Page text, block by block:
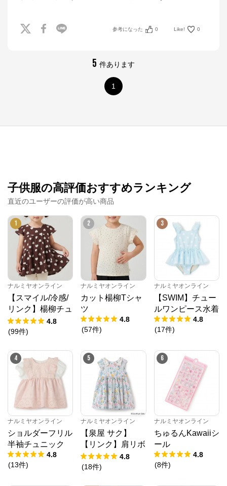
参考になった 0 Like! 0
5 件あります
1
子供服の高評価おすすめランキング
直近のユーザーの評価が高い商品
1
ナルミヤオンライン
【スマイル/冷感/
リンク】楊柳チュ
ニック
4.8
(99件)
2
ナルミヤオンライン
カット楊柳Tシャ
ツ
4.8
(57件)
3
ナルミヤオンライン
【SWIM】チュー
ルワンピース水着
4.8
(17件)
4
ナルミヤオンライン
ショルダーフリル
半袖チュニック
4.8
(13件)
5
ナルミヤオンライン
【泉屋 サク】
【リンク】肩リボ
ンフラワーキャッ
トワンピース
4.8
(18件)
6
ナルミヤオンライン
ちゅるんKawaiiシ
ール
4.8
(8件)
公式ECサイト
※外部サイトが開きます
ナルミヤオンラインからのコメント
ナルミヤオンライン公式通販ショップ。人気子供服メ
ゾピアノ、プティマイン、ラブトキシック、アナスイ
ミニ等、全ブランド、全商品をご覧いただけます。